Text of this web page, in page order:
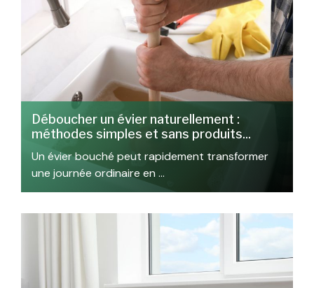
Déboucher un évier naturellement :
méthodes simples et sans produits...
Un évier bouché peut rapidement transformer
une journée ordinaire en …